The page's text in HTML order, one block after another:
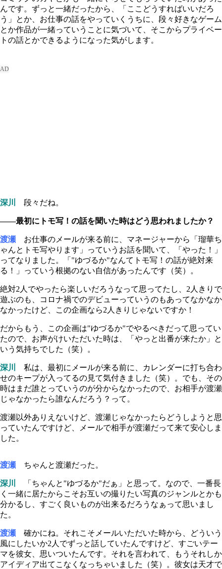
んです。ずっと一緒だったから、「ここどうすればいいだろ
う」とか、お仕事の話をやっていくうちに、段々好きなゲーム
とか作品が一緒っていうことに気づいて、そこからプライベー
トの話とかできるようになった気がします。
深川 段々だね。
――最初にトモ写！の話を聞いた時はどう思われましたか？
渡瀬 お仕事のメールが来る前に、マネージャーから「瑠華ち
ゃんとトモ写やります」っていうお話を聞いて、「やった！」
ってなりました。「"ゆづるか"なんてトモ写！の話が絶対来
る！」っていう根拠のない自信があったんです（笑）。
絶対2人でやったら楽しいだろうなって思ってたし、2人きりで
遊ぶのも、コロナ禍でのデビューっていうのもあってなかなか
なかったけど、この企画なら2人きりじゃないですか！
だからもう、この企画は"ゆづるか"でやるべきだって思ってい
たので、お声がけいただいた時は、「やっと出番が来たか」と
いう気持ちでした（笑）。
深川
私は、最初にメールが来る前に、カレンダーに打ち合わ
せのキープが入ってるの見て気付きました（笑）。でも、その
時はまだ誰とっていうのが分からなかったので、お相手が渡瀬
じゃなかったら誰なんだろう？って。
渡瀬以外ありえないけど、渡瀬じゃなかったらどうしようと思
っていたんですけど、メールで相手が渡瀬だって来て安心しま
した。
渡瀬 ちゃんと渡瀬だった。
深川
「ちゃんと"ゆづるか"だぁ」と思って。なので、一番長
く一緒に居たからこそお互いの撮りたい写真のジャンルとかも
分かるし、すごく良いものが出来るだろうなぁって思いまし
た。
渡瀬 確かにね。それこそメールいただいた時から、どういう
風にしたいか2人でずっと話していたんですけど、すごいテー
マを彼女、思いついたんです。それを言われて、もうそれしか
アイディア出てこなくなっちゃいました（笑）。彼女は天才で